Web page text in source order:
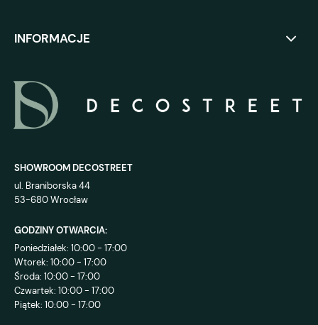
INFORMACJE
SHOWROOM DECOSTREET
ul. Braniborska 44
53-680 Wrocław
GODZINY OTWARCIA:
Poniedziałek: 10:00 - 17:00
Wtorek: 10:00 - 17:00
Środa: 10:00 - 17:00
Czwartek: 10:00 - 17:00
Piątek: 10:00 - 17:00